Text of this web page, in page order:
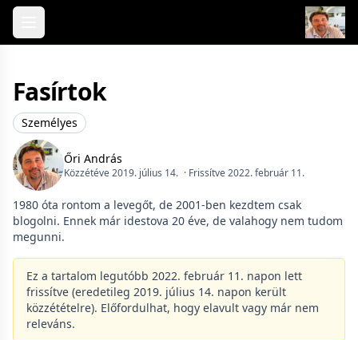
Skip to content
Fasírtok
Személyes
Őri András
Közzétéve 2019. július 14. · Frissítve 2022. február 11.
1980 óta rontom a levegőt, de 2001-ben kezdtem csak
blogolni. Ennek már idestova 20 éve, de valahogy nem tudom
megunni.
Ez a tartalom legutóbb 2022. február 11. napon lett
frissítve (eredetileg 2019. július 14. napon került
közzétételre). Előfordulhat, hogy elavult vagy már nem
releváns.